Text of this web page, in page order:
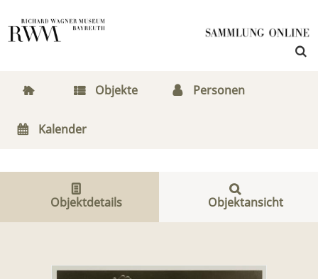
Objekte Personen
Kalender
Objektdetails Objektansicht